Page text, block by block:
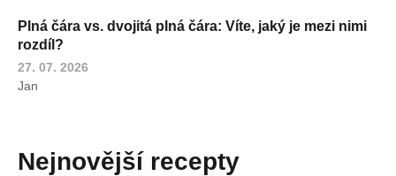
Plná čára vs. dvojitá plná čára: Víte, jaký je mezi nimi
rozdíl?
27. 07. 2026
Jan
Nejnovější recepty